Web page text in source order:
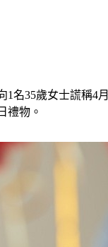
名35歲女士謊稱4
禮物。